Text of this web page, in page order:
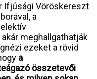
Ifjúsági Vöröskereszt
a
meghallgathatják
ezeket a rövid
a
összetevői